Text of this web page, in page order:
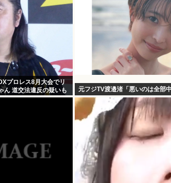
プロレス8月大会でリ
ん 道交法違反の疑いも
元フジTV渡邉渚「悪いのは全部